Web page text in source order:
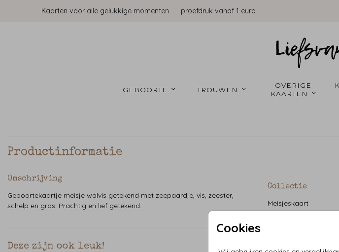
Kaarten voor alle gelukkige momenten proefdruk vanaf 1 euro
GEBOORTE TROUWEN
OVERIGE
KAARTEN
Cookies
Productinformatie
Omschrijving
Geboortekaartje meisje walvis getekend met zeepaardje, vis, zeester,
schelp en gras. Prachtig en lief getekend.
Collectie
Meisjeskaart
Deze zijn ook leuk!